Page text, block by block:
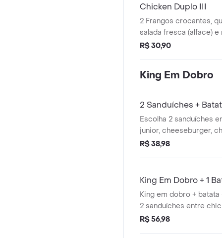
escolha perfeita para
Chicken Duplo III
2 Frangos crocantes,
salada fresca (alface) e
R$ 30,90
King Em Dobro
2 Sanduíches +
Escolha 2 sanduíches
junior, cheeseburger,
rodeiio, acompanhe
perfeita para matar a
sabor e aquele padrão
ama!
R$ 38,98
King Em Dobro + 1
King em dobro +
2 sanduíches entre
cheeseburger duplo,
R$ 56,98